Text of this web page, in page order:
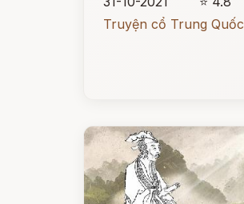
Truyện cổ Trung Quốc